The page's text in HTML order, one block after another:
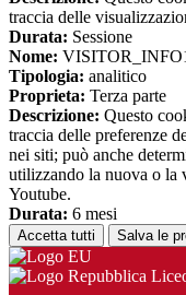
traccia delle
Durata: Sessione
Nome:
Tipologia: analitico
Proprieta: Terza parte
Descrizione: Questo
traccia delle preferenze
nei siti; può anche
utilizzando la nuova o la
Youtube.
Durata: 6 mesi
Accetta tutti Salva le